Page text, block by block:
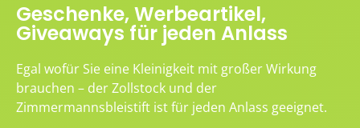
Geschenke, Werbeartikel,
Giveaways für jeden Anlass
Egal wofür Sie eine Kleinigkeit mit großer Wirkung
brauchen – der Zollstock und der
Zimmermannsbleistift ist für jeden Anlass geeignet.